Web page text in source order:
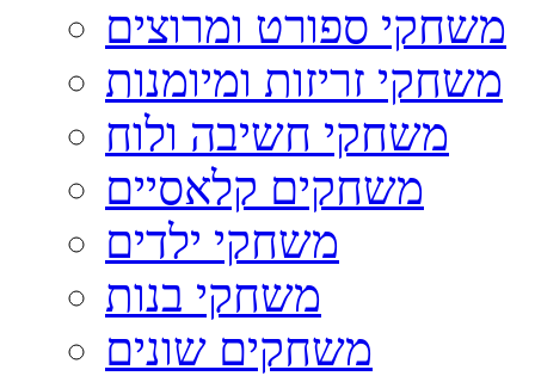
משחקי ספורט ומרוצים
משחקי זריזות ומיומנות
משחקי חשיבה ולוח
משחקים קלאסיים
משחקי ילדים
משחקי בנות
משחקים שונים